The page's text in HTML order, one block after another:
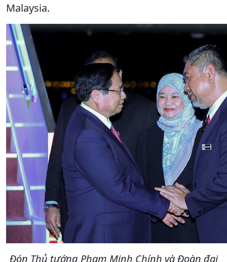
Malaysia.
Đón Thủ tướng Phạm Minh Chính và Đoàn đại